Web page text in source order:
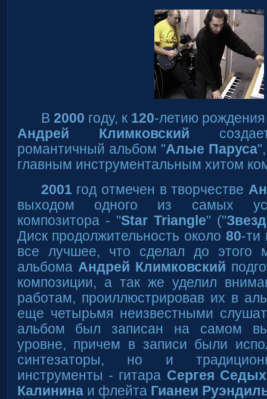
В 2000 году, к 120-летию
Андрей Климковский
романтичный альбом "Алые Паруса
главным инструментальным хитом
2001 год отмечен в творчестве
выходом одного из самых
композитора - "Star Triangle" ("
Диск продолжительность около80-ти
все лучшее, что сделал до этого
альбома Андрей Климковский
композиции, а так же уделил
работам, проиллюстрировав их в
еще четырьмя неизвестными
альбом был записан на самом
уровне, причем в записи были
синтезаторы, но и
инструменты - гитара Сергея Седых
Калининаи флейта Гианеи